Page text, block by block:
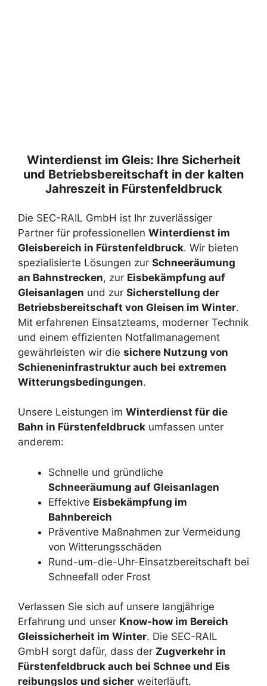
Winterdienst im Gleis: Ihre Sicherheit
und Betriebsbereitschaft in der kalten
Jahreszeit in Fürstenfeldbruck
Die SEC-RAIL GmbH ist Ihr zuverlässiger
Partner für professionellen Winterdienst im
Gleisbereich in Fürstenfeldbruck. Wir bieten
spezialisierte Lösungen zur Schneeräumung
an Bahnstrecken, zur Eisbekämpfung auf
Gleisanlagen und zur Sicherstellung der
Betriebsbereitschaft von Gleisen im Winter.
Mit erfahrenen Einsatzteams, moderner Technik
und einem effizienten Notfallmanagement
gewährleisten wir die sichere Nutzung von
Schieneninfrastruktur auch bei extremen
Witterungsbedingungen.
Unsere Leistungen im Winterdienst für die
Bahn in Fürstenfeldbruck umfassen unter
anderem:
Schnelle und gründliche
Schneeräumung auf Gleisanlagen
Effektive Eisbekämpfung im
Bahnbereich
Präventive Maßnahmen zur Vermeidung
von Witterungsschäden
Rund-um-die-Uhr-Einsatzbereitschaft bei
Schneefall oder Frost
Verlassen Sie sich auf unsere langjährige
Erfahrung und unser Know-how im Bereich
Gleissicherheit im Winter. Die SEC-RAIL
GmbH sorgt dafür, dass der Zugverkehr in
Fürstenfeldbruck auch bei Schnee und Eis
reibungslos und sicher weiterläuft.